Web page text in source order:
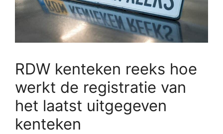
RDW kenteken reeks hoe
werkt de registratie van
het laatst uitgegeven
kenteken